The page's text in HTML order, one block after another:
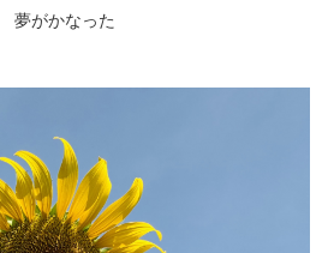
夢がかなった